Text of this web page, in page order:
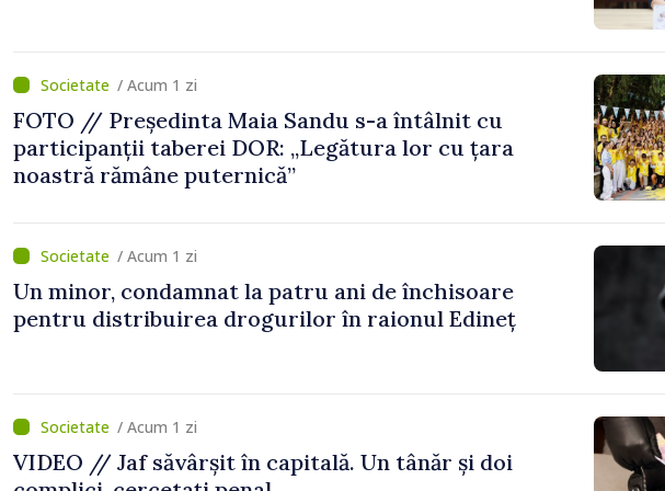
/ Acum 1 zi
FOTO // Președinta Maia Sandu s-a întâlnit cu
participanții taberei DOR: „Legătura lor cu țara
noastră rămâne puternică”
/ Acum 1 zi
Un minor, condamnat la patru ani de închisoare
pentru distribuirea drogurilor în raionul Edineț
/ Acum 1 zi
VIDEO // Jaf săvârșit în capitală. Un tânăr și doi